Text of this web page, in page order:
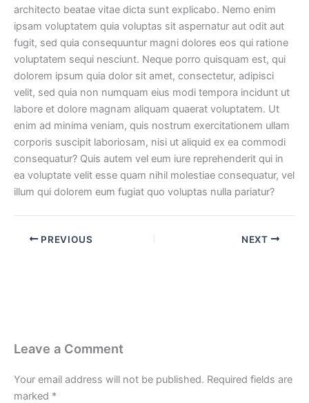
architecto beatae vitae dicta sunt explicabo. Nemo enim
ipsam voluptatem quia voluptas sit aspernatur aut odit aut
fugit, sed quia consequuntur magni dolores eos qui ratione
voluptatem sequi nesciunt. Neque porro quisquam est, qui
dolorem ipsum quia dolor sit amet, consectetur, adipisci
velit, sed quia non numquam eius modi tempora incidunt ut
labore et dolore magnam aliquam quaerat voluptatem. Ut
enim ad minima veniam, quis nostrum exercitationem ullam
corporis suscipit laboriosam, nisi ut aliquid ex ea commodi
consequatur? Quis autem vel eum iure reprehenderit qui in
ea voluptate velit esse quam nihil molestiae consequatur, vel
illum qui dolorem eum fugiat quo voluptas nulla pariatur?
PREVIOUS NEXT
Leave a Comment
Your email address will not be published. Required fields are
marked *